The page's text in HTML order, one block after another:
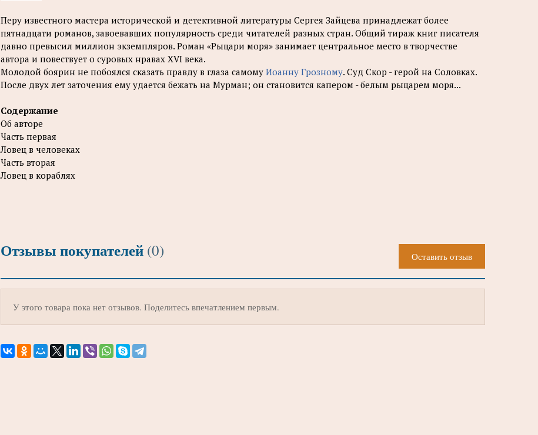
Перу известного мастера исторической и детективной литературы Сергея Зайцева принадлежат более
пятнадцати романов, завоевавших популярность среди читателей разных стран. Общий тираж книг писателя
давно превысил миллион экземпляров. Роман «Рыцари моря» занимает центральное место в творчестве
автора и повествует о суровых нравах XVI века.
Молодой боярин не побоялся сказать правду в глаза самому Иоанну Грозному. Суд Скор - герой на Соловках.
После двух лет заточения ему удается бежать на Мурман; он становится капером - белым рыцарем моря...
Содержание
Об авторе
Часть первая
Ловец в человеках
Часть вторая
Ловец в кораблях
Отзывы покупателей (0) Оставить отзыв
У этого товара пока нет отзывов. Поделитесь впечатлением первым.